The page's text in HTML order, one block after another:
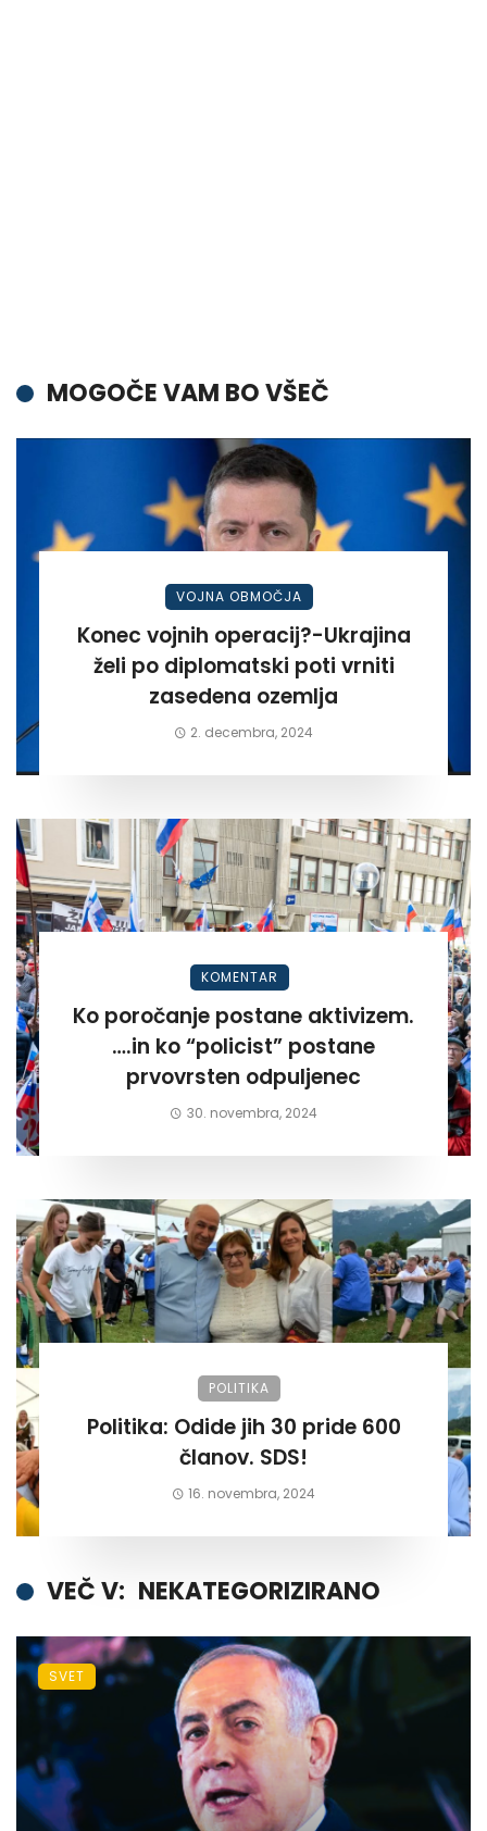
MOGOČE VAM BO VŠEČ
VOJNA OBMOČJA
Konec vojnih operacij?-Ukrajina
želi po diplomatski poti vrniti
zasedena ozemlja
2. decembra, 2024
KOMENTAR
Ko poročanje postane aktivizem.
….in ko “policist” postane
prvovrsten odpuljenec
30. novembra, 2024
POLITIKA
Politika: Odide jih 30 pride 600
članov. SDS!
16. novembra, 2024
VEČ V: NEKATEGORIZIRANO
SVET